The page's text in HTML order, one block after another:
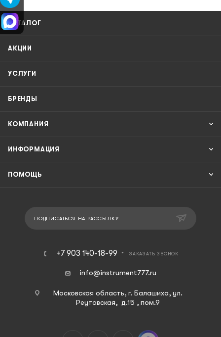
КАТАЛОГ
АКЦИИ
УСЛУГИ
БРЕНДЫ
КОМПАНИЯ
ИНФОРМАЦИЯ
ПОМОЩЬ
ПОДПИСАТЬСЯ НА РАССЫЛКУ
+7 903 140-18-99 ЗАКАЗАТЬ ЗВОНОК
info@instrument777.ru
Московская область, г. Балашиха, ул.
Реутовская, д.15 , пом.9